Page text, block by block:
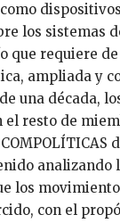
los sistemas
que requiere
ampliada y
una década,
el resto de
analizando
los
con el